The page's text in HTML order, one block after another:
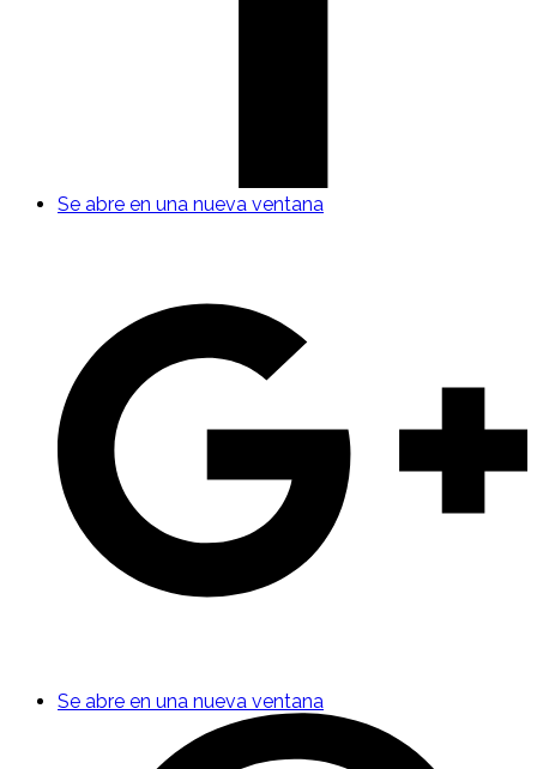
Se abre en una nueva ventana
Se abre en una nueva ventana